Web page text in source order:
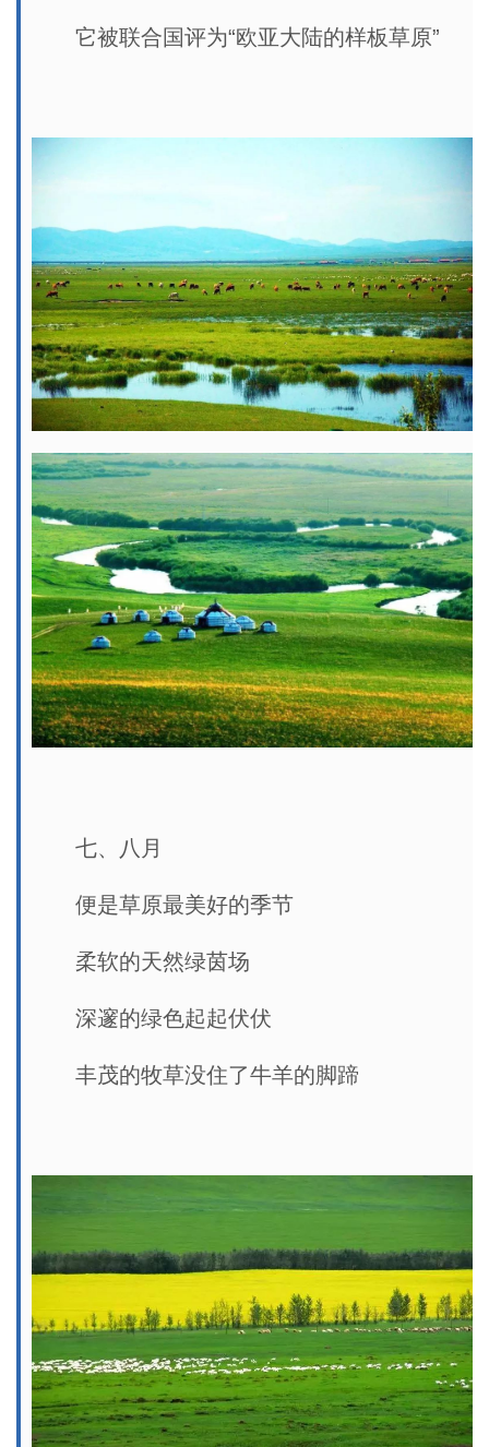
它被联合国评为“欧亚大陆的样板草原”
七、八月
便是草原最美好的季节
柔软的天然绿茵场
深邃的绿色起起伏伏
丰茂的牧草没住了牛羊的脚蹄